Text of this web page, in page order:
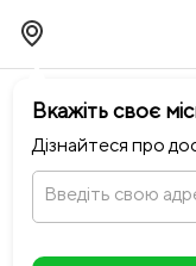
Вкажіть своє
Дізнайтеся про
Введіть свою
Тимчасово
chevron_leftПовернутися до